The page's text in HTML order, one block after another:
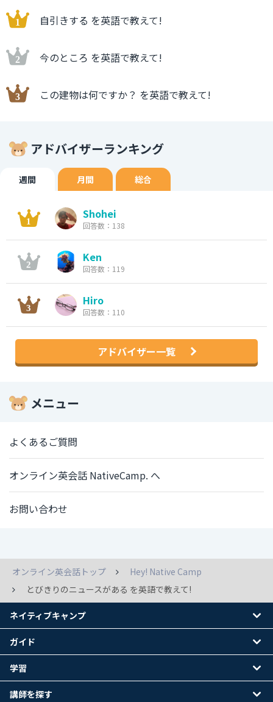
自引きする を英語で教えて!
今のところ を英語で教えて!
この建物は何ですか？ を英語で教えて!
アドバイザーランキング
週間 月間 総合
Shohei
回答数：138
Ken
回答数：119
Hiro
回答数：110
アドバイザー一覧
メニュー
よくあるご質問
オンライン英会話 NativeCamp. へ
お問い合わせ
オンライン英会話トップ
Hey! Native Camp
とびきりのニュースがある を英語で教えて!
ネイティブキャンプ
ガイド
学習
講師を探す